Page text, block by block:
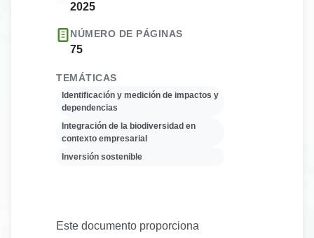
2025
NÚMERO DE PÁGINAS
75
TEMÁTICAS
Identificación y medición de impactos y
dependencias
Integración de la biodiversidad en
contexto empresarial
Inversión sostenible
Este documento proporciona